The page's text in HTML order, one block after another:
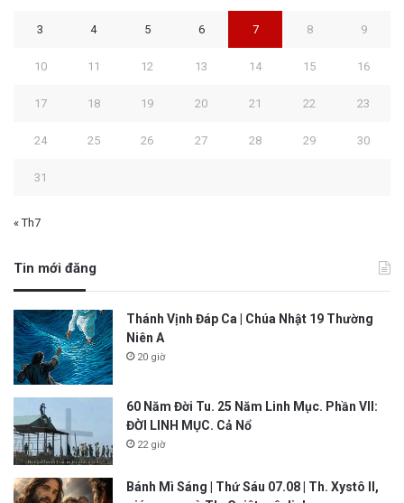
3 4 5 6 7 8 9
10 11 12 13 14 15 16
17 18 19 20 21 22 23
24 25 26 27 28 29 30
31
« Th7
Tin mới đăng
Thánh Vịnh Đáp Ca | Chúa Nhật 19 Thường
Niên A
20 giờ
60 Năm Đời Tu. 25 Năm Linh Mục. Phần VII:
ĐỜI LINH MỤC. Cả Nổ
22 giờ
Bánh Mì Sáng | Thứ Sáu 07.08 | Th. Xystô II,